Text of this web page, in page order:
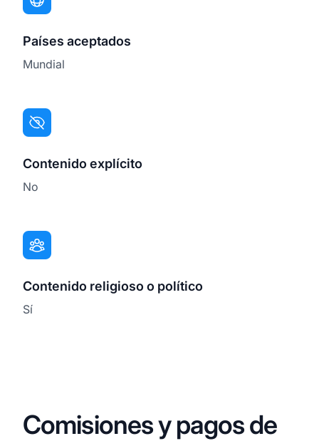
Países aceptados
Mundial
Contenido explícito
No
Contenido religioso o político
Sí
Comisiones y pagos de